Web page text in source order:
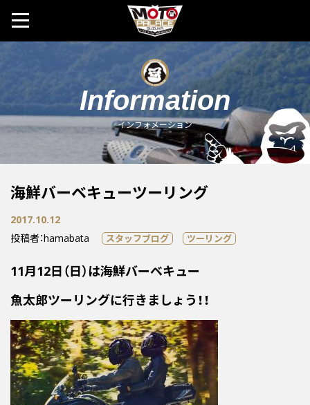
Information
インフォメーション
海鮮バーベキューツーリング
2017.10.12
投稿者：hamabata
スタッフブログ ツーリング
11月12日（日）は海鮮バーベキュー
魚太郎ツーリングに行きましょう！！